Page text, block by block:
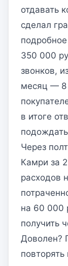
отдавать
сделал
350 000
звонков,
месяц — 8
в итоге
Через
Камри за
расходов
на 60 000
получить
Доволен?
повторять